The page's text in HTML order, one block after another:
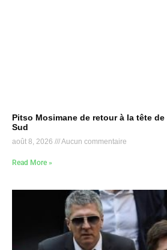
Pitso Mosimane de retour à la tête de
Sud
août 8, 2026 Aucun commentaire
Read More »